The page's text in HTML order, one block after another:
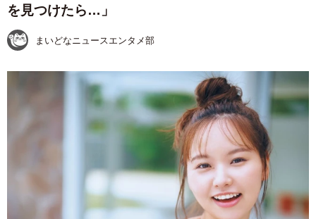
を見つけたら…」
まいどなニュースエンタメ部